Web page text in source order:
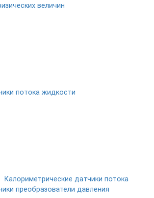
величин
потока жидкости
Калориметрические датчики потока
преобразователи давления